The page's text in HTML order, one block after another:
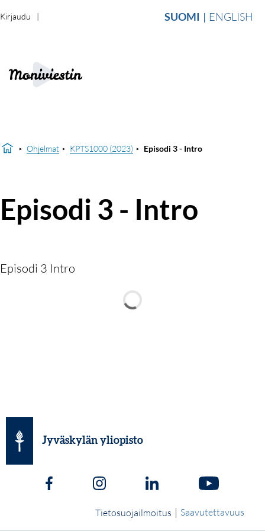
SUOMI ENGLISH
Kirjaudu
Ohjelmat KPTS1000 (2023) Episodi 3 - Intro
Episodi 3 - Intro
Episodi 3 Intro
Jyväskylän yliopisto
Tietosuojailmoitus | Saavutettavuus